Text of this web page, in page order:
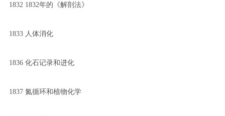
1832 1832年的《解剖法》
1833 人体消化
1836 化石记录和进化
1837 氮循环和植物化学